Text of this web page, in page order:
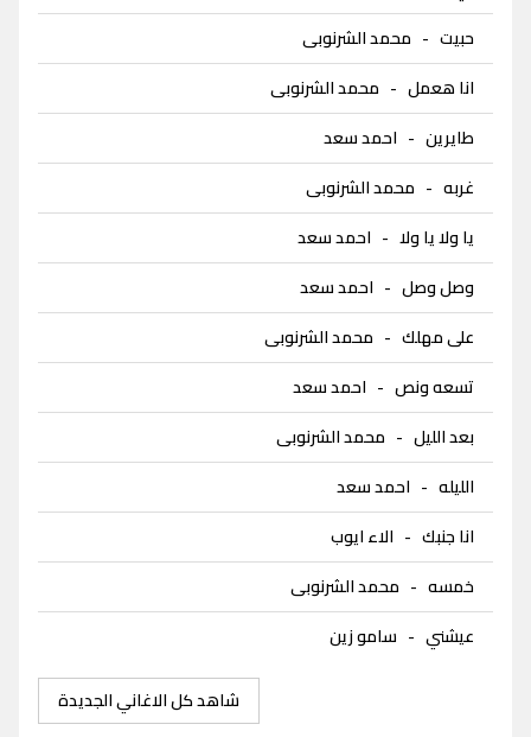
حبيت - محمد الشرنوبى
انا هعمل - محمد الشرنوبى
طايرين - احمد سعد
غربه - محمد الشرنوبى
يا ولا يا ولا - احمد سعد
وصل وصل - احمد سعد
على مهلك - محمد الشرنوبى
تسعه ونص - احمد سعد
بعد الليل - محمد الشرنوبى
الليله - احمد سعد
انا جنبك - الاء ايوب
خمسه - محمد الشرنوبى
عيشني - سامو زين
شاهد كل الاغاني الجديدة